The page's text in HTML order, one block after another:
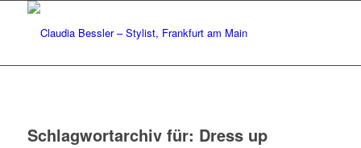
Schlagwortarchiv für: Dress up